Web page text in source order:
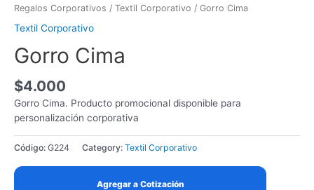
Regalos Corporativos / Textil Corporativo / Gorro Cima
Textil Corporativo
Gorro Cima
$4.000
Gorro Cima. Producto promocional disponible para
personalización corporativa
Código: G224 Category: Textil Corporativo
Agregar a Cotización